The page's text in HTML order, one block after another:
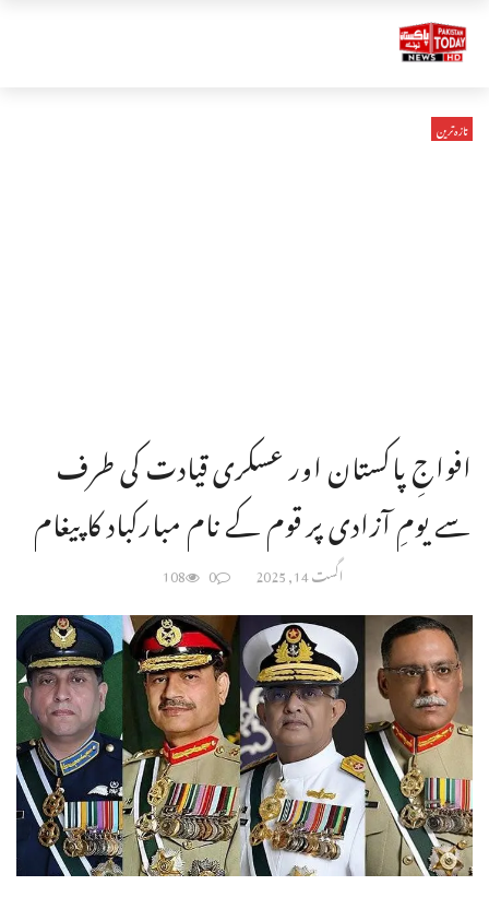
تازہ ترین
افواجِ پاکستان اور عسکری قیادت کی طرف
سے یومِ آزادی پر قوم کے نام مبارکباد کا پیغام
اگست 14, 2025 0
108